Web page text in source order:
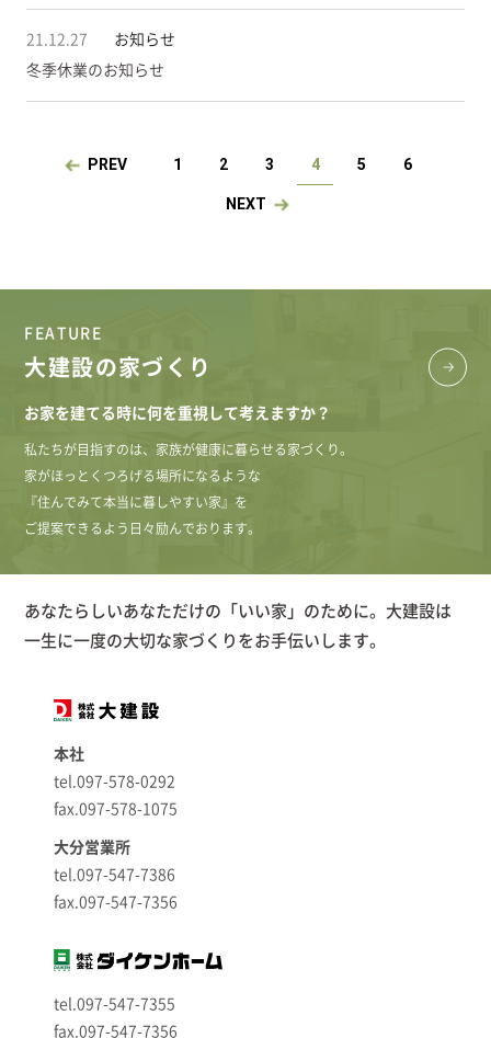
21.12.27
お知らせ
冬季休業のお知らせ
PREV 1 2 3 4 5 6
NEXT
FEATURE
大建設の家づくり
お家を建てる時に何を重視して考えますか？
私たちが目指すのは、家族が健康に暮らせる家づくり。
家がほっとくつろげる場所になるような
『住んでみて本当に暮しやすい家』を
ご提案できるよう日々励んでおります。
あなたらしいあなただけの「いい家」のために。大建設は
一生に一度の大切な家づくりをお手伝いします。
本社
tel.097-578-0292
fax.097-578-1075
大分営業所
tel.097-547-7386
fax.097-547-7356
tel.097-547-7355
fax.097-547-7356